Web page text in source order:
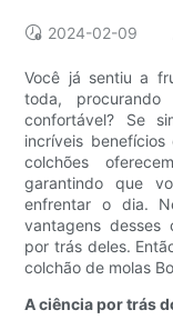
2024-02-09
Você já sentiu a
toda, procurando
confortável? Se
incríveis
colchões
garantindo que
enfrentar o dia.
vantagens desses
por trás deles.
colchão de molas
A ciência por trás